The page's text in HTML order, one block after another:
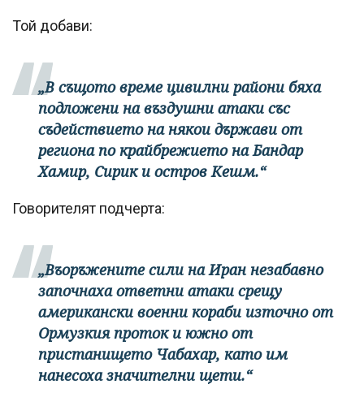
Той добави:
„В същото време цивилни райони бяха
подложени на въздушни атаки със
съдействието на някои държави от
региона по крайбрежието на Бандар
Хамир, Сирик и остров Кешм.“
Говорителят подчерта:
„Въоръжените сили на Иран незабавно
започнаха ответни атаки срещу
американски военни кораби източно от
Ормузкия проток и южно от
пристанището Чабахар, като им
нанесоха значителни щети.“